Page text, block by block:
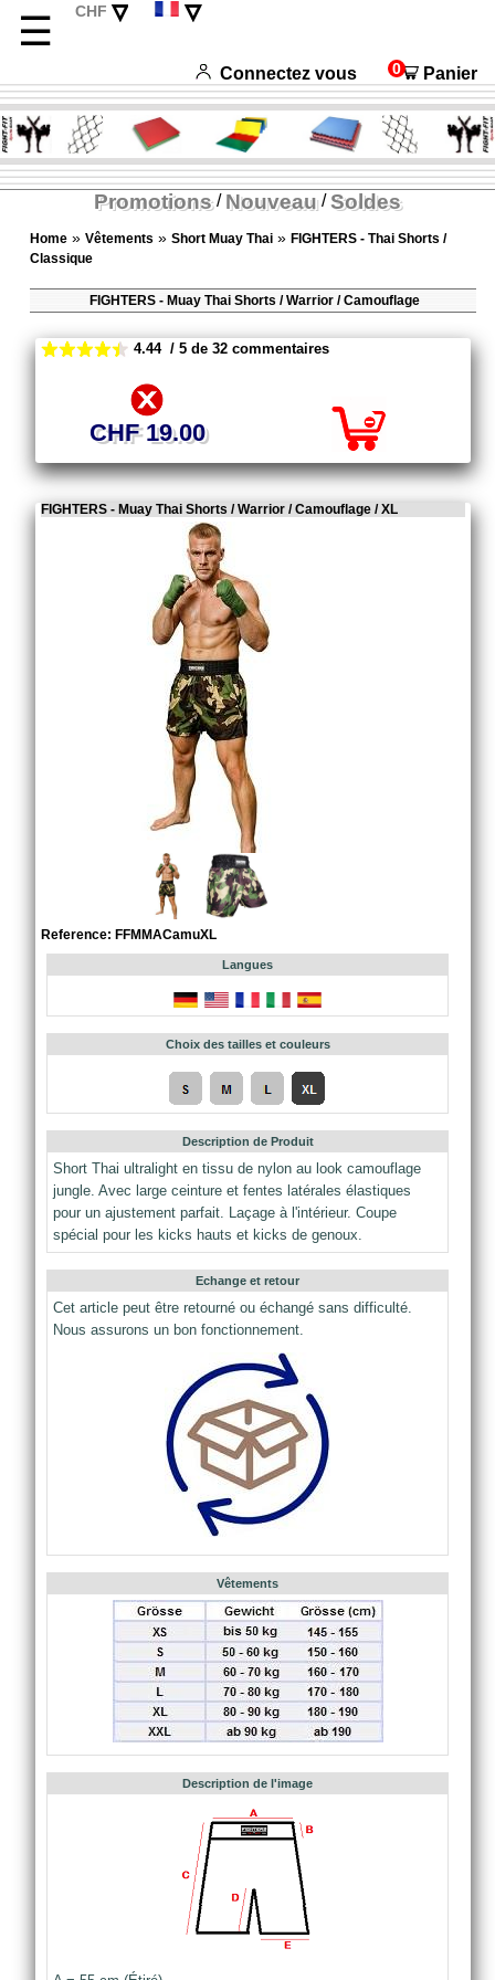
☰ CHF ▿ ▿
Italiano
Español
Connectez vous 0 Panier
Promotions/ Nouveau/Soldes
Home »Vêtements »Short Muay Thai »FIGHTERS - Thai Shorts /
Classique
FIGHTERS - Muay Thai Shorts / Warrior / Camouflage
4.44 / 5 de 32 commentaires
CHF 19.00
FIGHTERS - Muay Thai Shorts / Warrior / Camouflage / XL
Reference: FFMMACamuXL
Langues
Choix des tailles et couleurs
Description de Produit
Short Thai ultralight en tissu de nylon au look camouflage
jungle. Avec large ceinture et fentes latérales élastiques
pour un ajustement parfait. Laçage à l'intérieur. Coupe
spécial pour les kicks hauts et kicks de genoux.
Echange et retour
Cet article peut être retourné ou échangé sans difficulté.
Nous assurons un bon fonctionnement.
Vêtements
Description de l'image